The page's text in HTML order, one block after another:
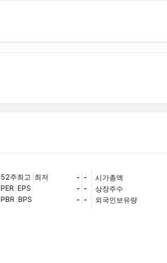
52주최고 최저 - -
PER EPS - -
PBR BPS - -
시가총액
상장주수
외국인보유량